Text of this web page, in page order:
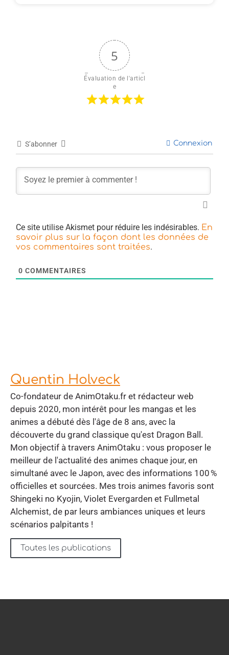
5
Évaluation de l'articl
e
S’abonner Connexion
Ce site utilise Akismet pour réduire les indésirables. En
savoir plus sur la façon dont les données de
vos commentaires sont traitées.
0 COMMENTAIRES
Quentin Holveck
Co-fondateur de AnimOtaku.fr et rédacteur web
depuis 2020, mon intérêt pour les mangas et les
animes a débuté dès l'âge de 8 ans, avec la
découverte du grand classique qu'est Dragon Ball.
Mon objectif à travers AnimOtaku : vous proposer le
meilleur de l'actualité des animes chaque jour, en
simultané avec le Japon, avec des informations 100 %
officielles et sourcées. Mes trois animes favoris sont
Shingeki no Kyojin, Violet Evergarden et Fullmetal
Alchemist, de par leurs ambiances uniques et leurs
scénarios palpitants !
Toutes les publications